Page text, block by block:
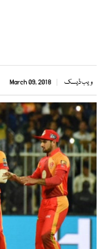
ویب ڈیسک March 09, 2018